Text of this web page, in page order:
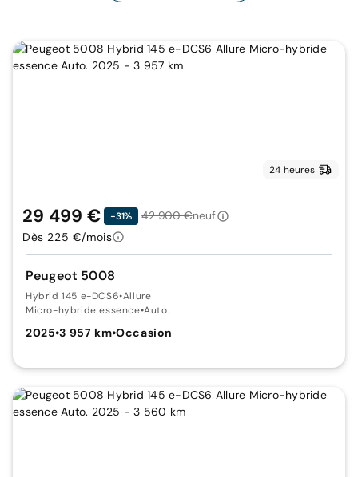
24 heures
Peugeot 5008
Hybrid 145 e-DCS6•Allure
Micro-hybride essence•Auto.
2025•3 957 km•Occasion
29 499 € -31% 42 900 €neuf
Dès 225 €/mois